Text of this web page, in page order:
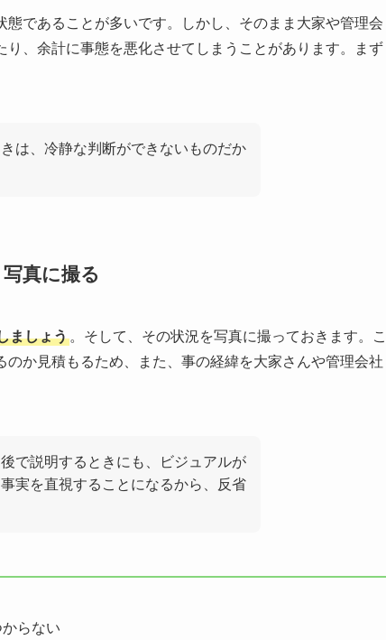
であることが多いです。しかし、そのまま大家や管理会
、余計に事態を悪化させてしまうことがあります。まず
は、冷静な判断ができないものだか
真に撮る
ましょう 。そして、その状況を写真に撮っておきます。こ
か見積もるため、また、事の経緯を大家さんや管理会社
で説明するときにも、ビジュアルが
実を直視することになるから、反省
らない